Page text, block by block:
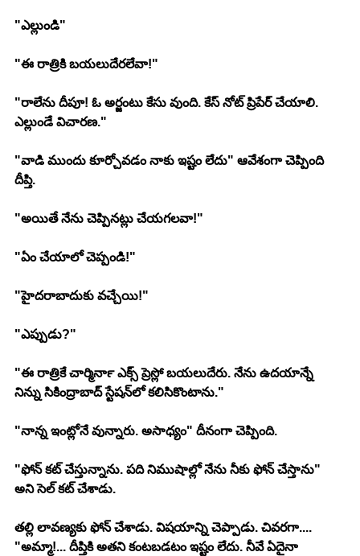
"ఎల్లుండి"
"ఈ రాత్రికి బయలుదేరలేవా!"
"రాలేను దీపూ! ఓ అర్జంటు కేసు వుంది. కేస్ నోట్ ప్రిపేర్ చేయాలి.
ఎల్లుండే విచారణ."
"వాడి ముందు కూర్చోవడం నాకు ఇష్టం లేదు" ఆవేశంగా చెప్పింది
దీప్తి.
"అయితే నేను చెప్పినట్లు చేయగలవా!"
"ఏం చేయాలో చెప్పండి!"
"హైదరాబాదుకు వచ్చేయి!"
"ఎప్పుడు?"
"ఈ రాత్రికే చార్మినార్‍ ఎక్స్ ప్రెస్లో బయలుదేరు. నేను ఉదయాన్నే
నిన్ను సికింద్రాబాద్ స్టేషన్‍లో కలిసికొంటాను."
"నాన్న ఇంట్లోనే వున్నారు. అసాధ్యం" దీనంగా చెప్పింది.
"ఫోన్ కట్ చేస్తున్నాను. పది నిముషాల్లో నేను నీకు ఫోన్ చేస్తాను"
అని సెల్ కట్ చేశాడు.
తల్లి లావణ్యకు ఫోన్ చేశాడు. విషయాన్ని చెప్పాడు. చివరగా....
"అమ్మా!... దీప్తికి అతని కంటబడటం ఇష్టం లేదు. నీవే ఏదైనా